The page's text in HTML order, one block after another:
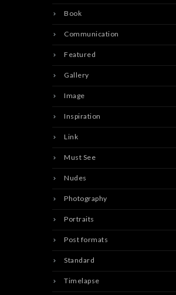
Book
Communication
Featured
Gallery
Image
Inspiration
Link
Must See
Nudes
Photography
Portraits
Post formats
Standard
Timelapse